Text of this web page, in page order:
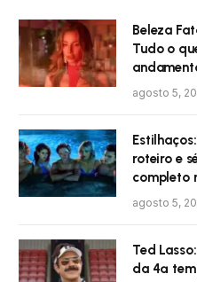
Beleza
Tudo o
agosto 5,
roteiro e
completo
agosto 5,
Ted
da 4ª